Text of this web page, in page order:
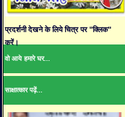
प्रदर्शनी देखने के लिये चित्र पर "क्लिक"
करें।
वो आये हमारे घर...
साक्षात्कार पढ़ें...